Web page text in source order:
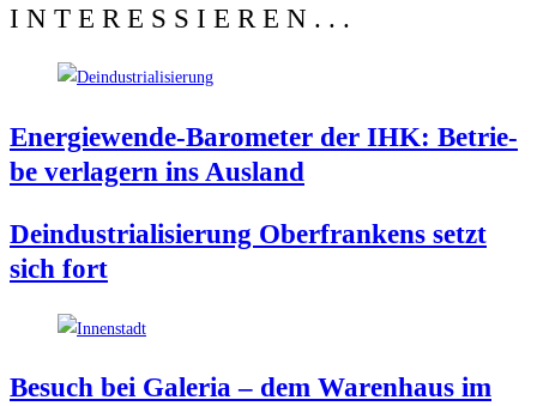
INTERESSIEREN...
Ener­gie­wen­de-Baro­me­ter der IHK: Betrie­
be ver­la­gern ins Ausland
Deindus­tria­li­sie­rung Ober­fran­kens setzt
sich fort
Besuch bei Gale­ria – dem Waren­haus im